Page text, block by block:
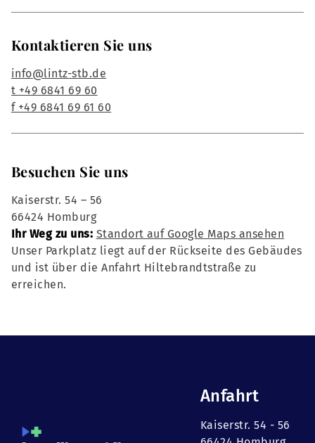
Kontaktieren Sie uns
info@lintz-stb.de
t +49 6841 69 60
f +49 6841 69 61 60
Besuchen Sie uns
Kaiserstr. 54 – 56
66424 Homburg
Ihr Weg zu uns: Standort auf Google Maps ansehen
Unser Parkplatz liegt auf der Rückseite des Gebäudes
und ist über die Anfahrt Hiltebrandtstraße zu
erreichen.
Anfahrt
Kaiserstr. 54 - 56